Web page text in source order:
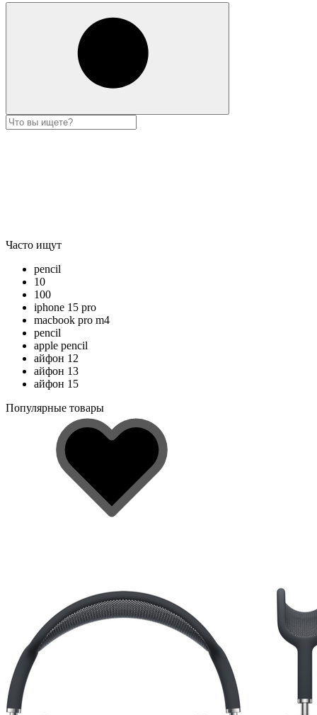
Часто ищут
pencil
10
100
iphone 15 pro
macbook pro m4
pencil
apple pencil
айфон 12
айфон 13
айфон 15
Популярные товары